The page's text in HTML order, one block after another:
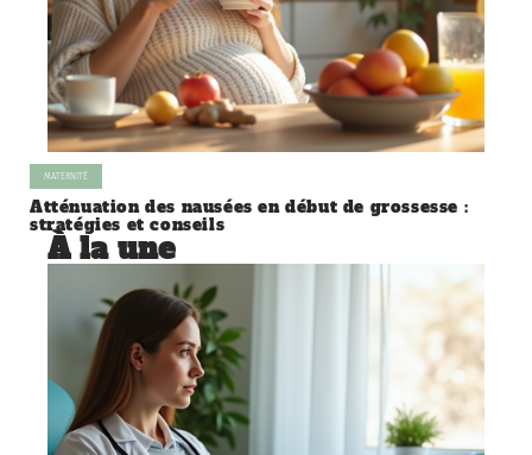
MATERNITÉ
Atténuation des nausées en début de grossesse :
stratégies et conseils
À la une